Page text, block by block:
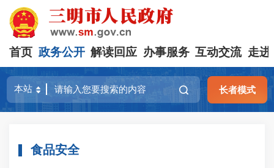
首页 政务公开 解读回应 办事服务 互动交流 走进
长者模式
食品安全